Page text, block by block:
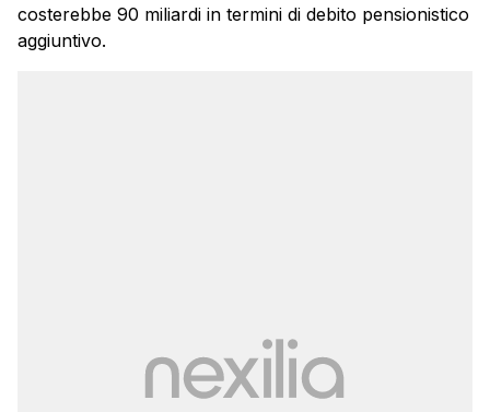
costerebbe 90 miliardi in termini di debito pensionistico
aggiuntivo.